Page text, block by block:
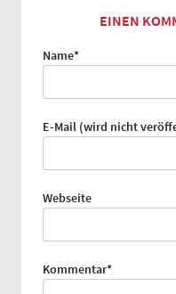
EINEN
Pflichtfeld
Name*
Pflichtfeld
E-Mail (wird nicht
Webseite
Pflichtfeld
Kommentar*